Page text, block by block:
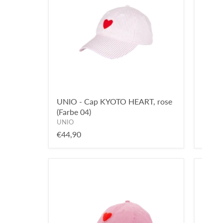
UNIO - Cap KYOTO HEART, rose
(Farbe 04)
UNIO
€44,90